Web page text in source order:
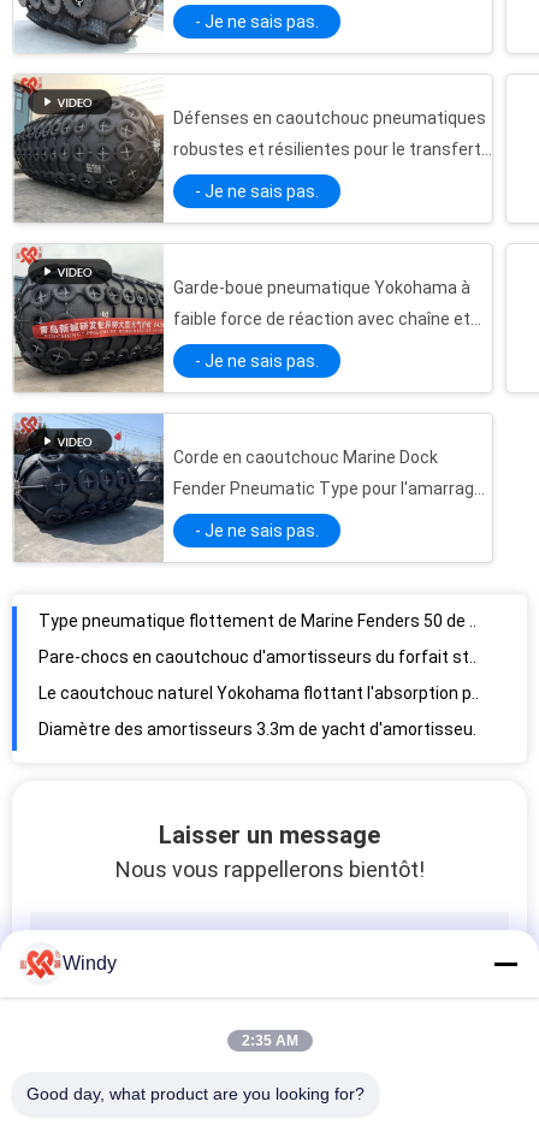
caoutchouc de Yokohama pour des
docks
- Je ne sais pas.
Défenses en caoutchouc pneumatiques
robustes et résilientes pour le transfert
de navire à navire
- Je ne sais pas.
Garde-boue pneumatique Yokohama à
faible force de réaction avec chaîne et
pneus
- Je ne sais pas.
Corde en caoutchouc Marine Dock
Fender Pneumatic Type pour l'amarrage
de navire
- Je ne sais pas.
Laisser un message
Nous vous rappellerons bientôt!
Windy
2:35 AM
Good day, what product are you looking for?